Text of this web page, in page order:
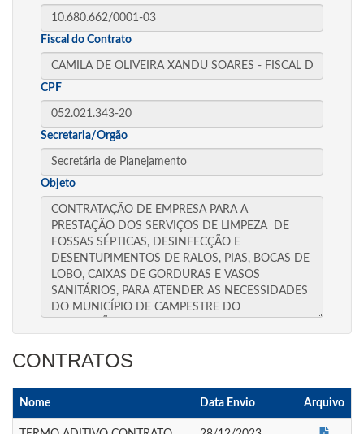
Fiscal do Contrato
CPF
Secretaria/Orgão
Objeto
CONTRATOS
Nome Data Envio Arquivo